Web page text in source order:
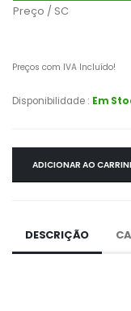
Preço / SC
Preços com IVA Incluído!
Disponibilidade : Em
ADICIONAR AO
DESCRIÇÃO